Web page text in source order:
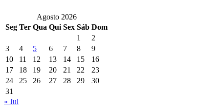
Agosto 2026
Seg Ter Qua Qui Sex Sáb Dom
1
2
3
4 5 6 7 8
9
10
11 12 13 14 15
16
17
18 19 20 21 22
23
24
25 26 27 28 29
30
31
« Jul